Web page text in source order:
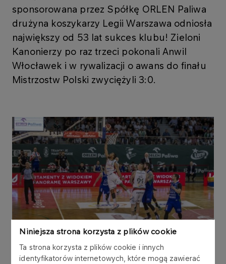
Niniejsza strona korzysta z plików cookie
Ta strona korzysta z plików cookie i innych
identyfikatorów internetowych, które mogą zawierać
sponsorowana przez Spółkę ORLEN Paliwa
drużyna koszykarzy Legii Warszawa odniosła
największy od 53 lat sukces klubu! Zieloni
Kanonierzy po raz trzeci pokonali Anwil
Włocławek i w rywalizacji o awans do finału
Mistrzostw Polski zwyciężyli 3:0.
W meczu w Warszawie koszykarze Legii